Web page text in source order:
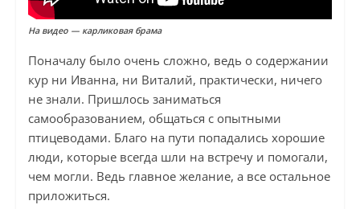
На видео — карликовая брама
Поначалу было очень сложно, ведь о содержании
кур ни Иванна, ни Виталий, практически, ничего
не знали. Пришлось заниматься
самообразованием, общаться с опытными
птицеводами. Благо на пути попадались хорошие
люди, которые всегда шли на встречу и помогали,
чем могли. Ведь главное желание, а все остальное
приложиться.